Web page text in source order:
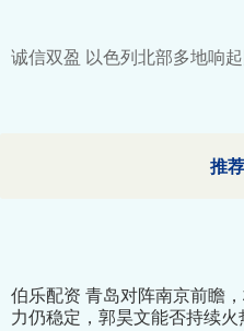
诚信双盈 以色列北部多地响
推
伯乐配资 青岛对阵南京前瞻
力仍稳定，郭昊文能否持续火